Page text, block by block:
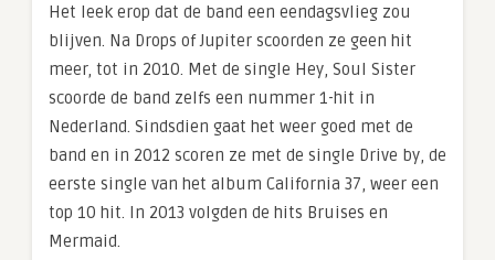
Het leek erop dat de band een eendagsvlieg zou
blijven. Na Drops of Jupiter scoorden ze geen hit
meer, tot in 2010. Met de single Hey, Soul Sister
scoorde de band zelfs een nummer 1-hit in
Nederland. Sindsdien gaat het weer goed met de
band en in 2012 scoren ze met de single Drive by, de
eerste single van het album California 37, weer een
top 10 hit. In 2013 volgden de hits Bruises en
Mermaid.